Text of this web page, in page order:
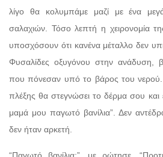
λίγο θα κολυμπάμε μαζί με ένα
σαλαχιών. Τόσο λεπτή η χειρονομία
υποσχόσουν ότι κανένα μέταλλο δεν
Φυσαλίδες οξυγόνου στην ανάδυση,
που πόνεσαν υπό το βάρος του νερού.
πλέξης θα στεγνώσει το δέρμα σου και
μαμά μου παγωτό βανίλια”. Δεν
δεν ήταν αρκετή.
“Παγωτό βανίλια;”, με ρώτησε.